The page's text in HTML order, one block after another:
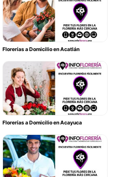
Florerías a Domicilio en Acatlán
Florerías a Domicilio en Acayuca